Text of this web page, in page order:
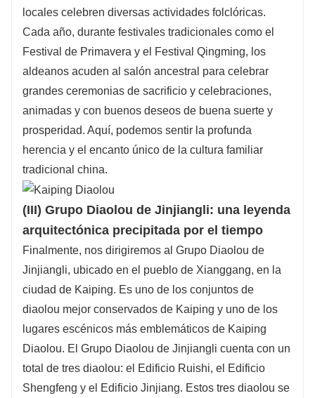
locales celebren diversas actividades folclóricas.
Cada año, durante festivales tradicionales como el
Festival de Primavera y el Festival Qingming, los
aldeanos acuden al salón ancestral para celebrar
grandes ceremonias de sacrificio y celebraciones,
animadas y con buenos deseos de buena suerte y
prosperidad. Aquí, podemos sentir la profunda
herencia y el encanto único de la cultura familiar
tradicional china.
(III) Grupo Diaolou de Jinjiangli: una leyenda
arquitectónica precipitada por el tiempo
Finalmente, nos dirigiremos al Grupo Diaolou de
Jinjiangli, ubicado en el pueblo de Xianggang, en la
ciudad de Kaiping. Es uno de los conjuntos de
diaolou mejor conservados de Kaiping y uno de los
lugares escénicos más emblemáticos de Kaiping
Diaolou. El Grupo Diaolou de Jinjiangli cuenta con un
total de tres diaolou: el Edificio Ruishi, el Edificio
Shengfeng y el Edificio Jinjiang. Estos tres diaolou se